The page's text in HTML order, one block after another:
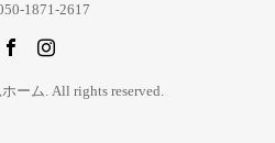
1871-2617
ーム. All rights reserved.